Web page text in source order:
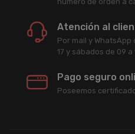
Atención al
Por mail y
17 y sábados de 09 a
Pago seguro
Poseemos